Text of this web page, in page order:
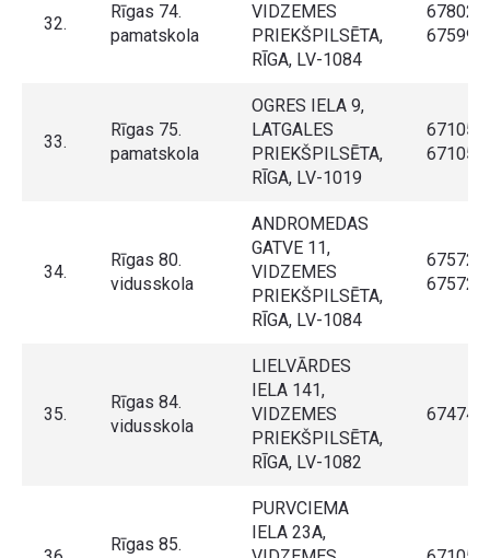
32.
Rīgas 74.
pamatskola
VIDZEMES
PRIEKŠPILSĒTA,
RĪGA, LV-1084
33.
Rīgas 75.
pamatskola
OGRES IELA 9,
LATGALES
PRIEKŠPILSĒTA,
RĪGA, LV-1019
34.
Rīgas 80.
vidusskola
ANDROMEDAS
GATVE 11,
VIDZEMES
PRIEKŠPILSĒTA,
RĪGA, LV-1084
35.
Rīgas 84.
vidusskola
LIELVĀRDES
IELA 141,
VIDZEMES
PRIEKŠPILSĒTA,
RĪGA, LV-1082
Rīgas 85.
PURVCIEMA
IELA 23A,